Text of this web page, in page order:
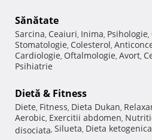
Sănătate
Sarcina, Ceaiuri, Inima, Psihologie,
Stomatologie, Colesterol,
Cardiologie, Oftalmologie, Avort,
Psihiatrie
Dietă & Fitness
Diete, Fitness, Dieta Dukan,
Aerobic, Exercitii abdomen,
disociata, Silueta, Dieta ketogenica